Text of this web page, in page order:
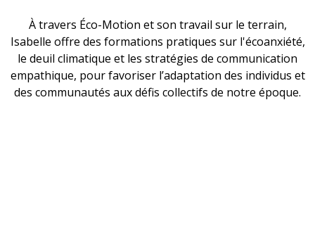
À travers Éco-Motion et son travail sur le terrain,
Isabelle offre des formations pratiques sur l'écoanxiété,
le deuil climatique et les stratégies de communication
empathique, pour favoriser l’adaptation des individus et
des communautés aux défis collectifs de notre époque.